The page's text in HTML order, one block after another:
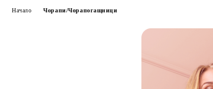
Начало Чорапи/Чорапогащници